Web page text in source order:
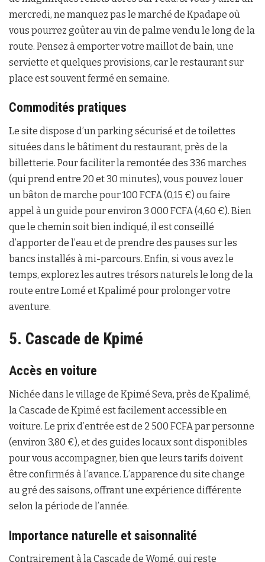
mercredi, ne manquez pas le marché de Kpadape où
vous pourrez goûter au vin de palme vendu le long de la
route. Pensez à emporter votre maillot de bain, une
serviette et quelques provisions, car le restaurant sur
place est souvent fermé en semaine.
Commodités pratiques
Le site dispose d’un parking sécurisé et de toilettes
situées dans le bâtiment du restaurant, près de la
billetterie. Pour faciliter la remontée des 336 marches
(qui prend entre 20 et 30 minutes), vous pouvez louer
un bâton de marche pour 100 FCFA (0,15 €) ou faire
appel à un guide pour environ 3 000 FCFA (4,60 €). Bien
que le chemin soit bien indiqué, il est conseillé
d’apporter de l’eau et de prendre des pauses sur les
bancs installés à mi-parcours. Enfin, si vous avez le
temps, explorez les autres trésors naturels le long de la
route entre Lomé et Kpalimé pour prolonger votre
aventure.
5. Cascade de Kpimé
Accès en voiture
Nichée dans le village de Kpimé Seva, près de Kpalimé,
la Cascade de Kpimé est facilement accessible en
voiture. Le prix d’entrée est de 2 500 FCFA par personne
(environ 3,80 €), et des guides locaux sont disponibles
pour vous accompagner, bien que leurs tarifs doivent
être confirmés à l’avance. L’apparence du site change
au gré des saisons, offrant une expérience différente
selon la période de l’année.
Importance naturelle et saisonnalité
Contrairement à la Cascade de Womé, qui reste